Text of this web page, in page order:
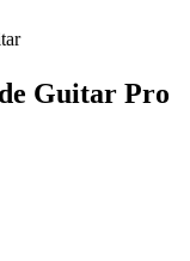
Guitar Pro